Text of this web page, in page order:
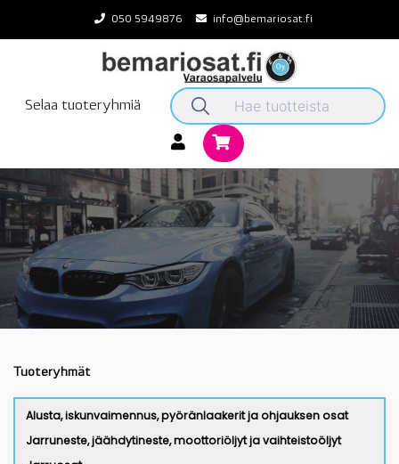
content
050 5949876 info@bemariosat.fi
Selaa tuoteryhmiä
Tuoteryhmät
Alusta, iskunvaimennus, pyöränlaakerit ja ohjauksen osat
Jarruneste, jäähdytineste, moottoriöljyt ja vaihteistoöljyt